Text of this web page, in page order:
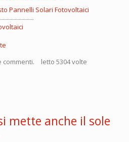
commenti. letto 5304 volte
mette anche il sole